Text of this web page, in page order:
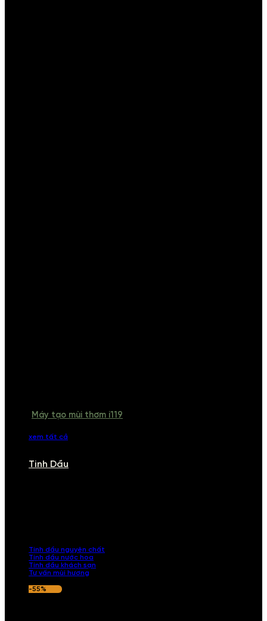
Máy tạo mùi thơm i119
xem tất cả
Tinh Dầu
Tinh dầu nguyên chất
Tinh dầu nước hoa
Tinh dầu khách sạn
Tư vấn mùi hương
-55%